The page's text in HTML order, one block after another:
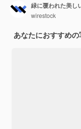
緑に覆われた美し
wirestock
あなたにおすすめ